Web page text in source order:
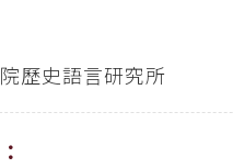
歷史語言研究所